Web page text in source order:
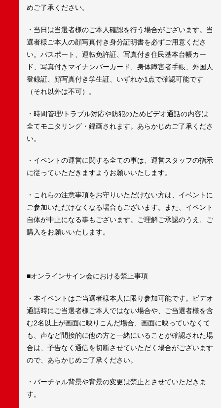
めご了承ください。
・当日は当選者様のご本人確認を行う場合がございます。当
選者様ご本人の顔写真付き身分証明書を必ずご用意くださ
い。パスポート、運転免許証、写真付き住民基本台帳カー
ド、写真付きマイナンバーカード、身体障害者手帳、外国人
登録証、顔写真付き学生証、いずれか1点で確認可能です
（それ以外は不可）。
・時間管理/トラブル対応や防犯のためビデオ通話の内容は
全てモニタリング・録画されます。あらかじめご了承くださ
い。
・イベントの運営に関する全ての事は、運営スタッフの指示
に従っていただきますようお願いいたします。
・これらの注意事項をお守りいただけない方は、イベントに
ご参加いただけなくなる場合もございます。また、イベント
自体が中止になる事もございます。ご理解ご承認のうえ、ご
購入をお願いいたします。
■オンラインサイン会における禁止事項
・本イベントはご当選者様本人に限り参加可能です。ビデオ
通話時にご当選者様ご本人ではない場合や、ご当選者様を含
む2名以上が画面に映りこんだ場合、画面に映っていなくて
も、声など間接的に他の方と一緒にいることが確認された場
合は、予告なく通信を切断させていただく場合がございます
ので、あらかじめご了承ください。
・バーチャル背景や背景の変更は禁止とさせていただきま
す。